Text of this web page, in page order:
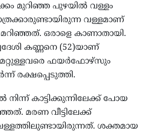
മുറിഞ്ഞ പുഴയിൽ വള്ളം
വള്ളമാണ്
മറിഞ്ഞത്. ഒരാളെ കാണാതായി.
കണ്ണനെ (52)യാണ്
ഫയർഫോഴ്സും
രക്ഷപ്പെടുത്തി.
കാട്ടിക്കുന്നിലേക്ക് പോയ
മരണ വീട്ടിലേക്ക്
ശക്തമായ